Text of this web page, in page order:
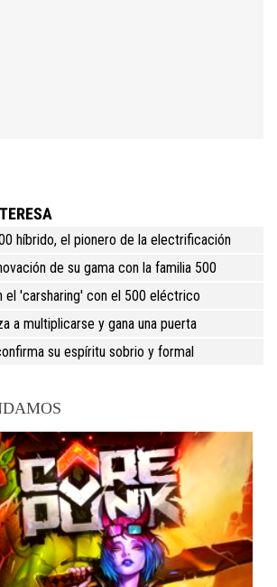
híbrido, el pionero de la electrificación
de su gama con la familia 500
el 'carsharing' con el 500 eléctrico
a multiplicarse y gana una puerta
su espíritu sobrio y formal